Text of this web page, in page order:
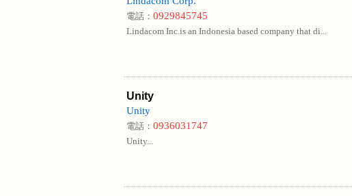
電話： 0929845745
Lindacom Inc.is an Indonesia based company that di...
Unity
Unity
電話： 0936031747
Unity...